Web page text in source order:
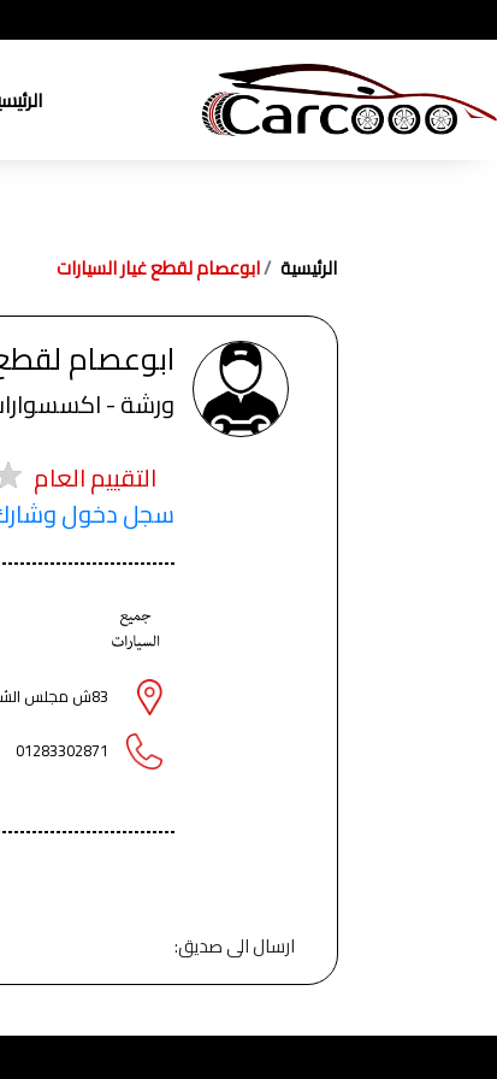
الرئيسية ابوعصام لقطع غيار السيارات
ابوعصام
ورشة -
التقييم العام
سجل دخول
83ش مجلس الشعب - حي السيدة زينب - القاهرة
01283302871
ارسال الى صديق: